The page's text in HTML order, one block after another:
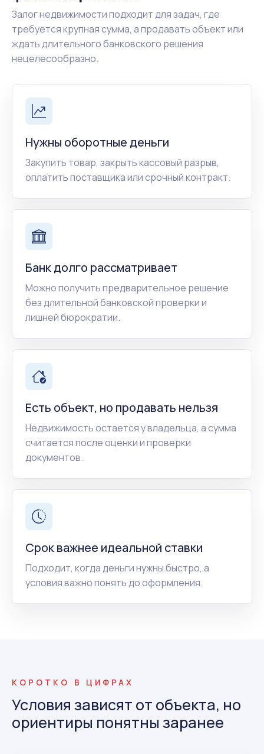
Залог недвижимости подходит для задач, где
требуется крупная сумма, а продавать объект или
ждать длительного банковского решения
нецелесообразно.
Нужны оборотные деньги
Закупить товар, закрыть кассовый разрыв,
оплатить поставщика или срочный контракт.
Банк долго рассматривает
Можно получить предварительное решение
без длительной банковской проверки и
лишней бюрократии.
Есть объект, но продавать нельзя
Недвижимость остается у владельца, а сумма
считается после оценки и проверки
документов.
Срок важнее идеальной ставки
Подходит, когда деньги нужны быстро, а
условия важно понять до оформления.
КОРОТКО В ЦИФРАХ
Условия зависят от объекта, но
ориентиры понятны заранее